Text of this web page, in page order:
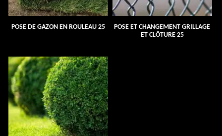
POSE DE GAZON EN ROULEAU 25
POSE ET CHANGEMENT GRILLAGE
ET CLÔTURE 25